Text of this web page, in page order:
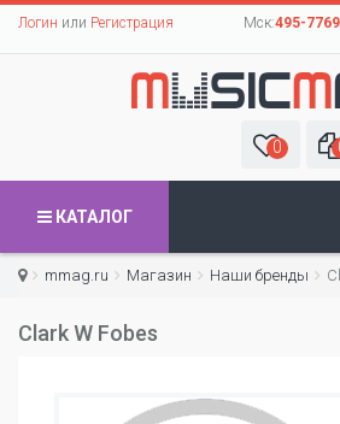
Логин или Регистрация Мск:495-
0
КАТАЛОГ
mmag.ru Магазин Наши бренды
Clark W Fobes